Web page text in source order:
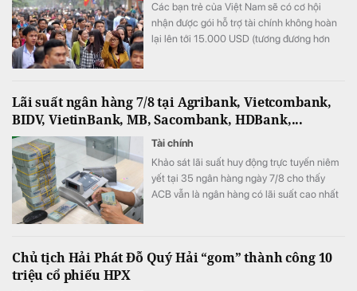
Các bạn trẻ của Việt Nam sẽ có cơ hội
nhận được gói hỗ trợ tài chính không hoàn
lại lên tới 15.000 USD (tương đương hơn
Lãi suất ngân hàng 7/8 tại Agribank, Vietcombank,
BIDV, VietinBank, MB, Sacombank, HDBank,...
Tài chính
Khảo sát lãi suất huy động trực tuyến niêm
yết tại 35 ngân hàng ngày 7/8 cho thấy
ACB vẫn là ngân hàng có lãi suất cao nhất
Chủ tịch Hải Phát Đỗ Quý Hải “gom” thành công 10
triệu cổ phiếu HPX